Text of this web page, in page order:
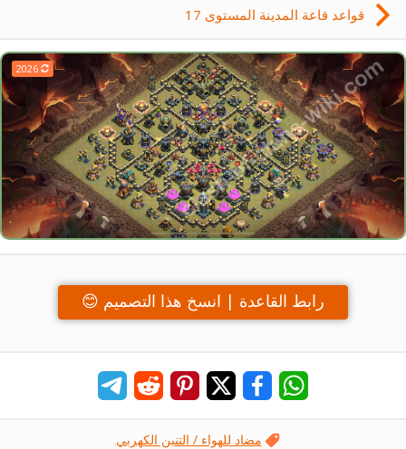
قواعد قاعة المدينة المستوى 17
2026
رابط القاعدة | انسخ هذا التصميم 😊
مضاد للهواء / التنين الكهربي